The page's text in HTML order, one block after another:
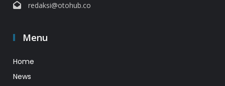
redaksi@otohub.co
Menu
Home
News